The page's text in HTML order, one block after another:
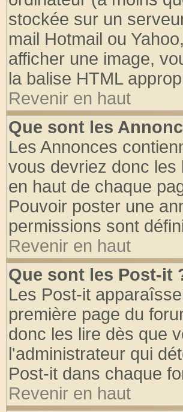
stockée sur un
mail Hotmail ou
afficher une image,
la balise HTML
Revenir en haut
Que sont les
Les Annonces
vous devriez donc
en haut de chaque
Pouvoir poster une
permissions sont
Revenir en haut
Que sont les Post-it
Les Post-it
première page du
donc les lire dès que
l'administrateur qui
Post-it dans chaque
Revenir en haut